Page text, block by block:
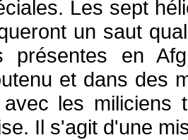
Les sept
un saut
présentes en
et dans des
les miliciens
Il s'agit d'une